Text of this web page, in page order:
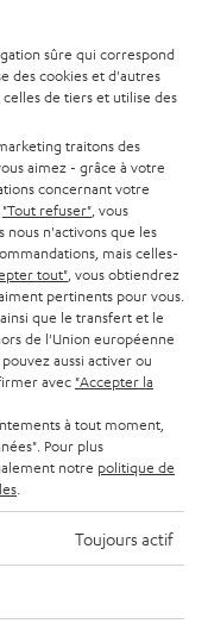
sûre qui correspond
des cookies et d'autres
de tiers et utilise des
traitons des
aimez - grâce à votre
concernant votre
"Tout refuser" , vous
nous n'activons que les
mais celles-
tout" , vous obtiendrez
pertinents pour vous.
que le transfert et le
de l'Union européenne
aussi activer ou
avec "Accepter la
à tout moment,
Pour plus
notre politique de
Toujours actif